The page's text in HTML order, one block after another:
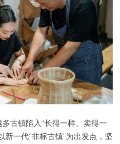
古镇陷入“长得一样、卖得一
新一代“非标古镇”为出发点，坚